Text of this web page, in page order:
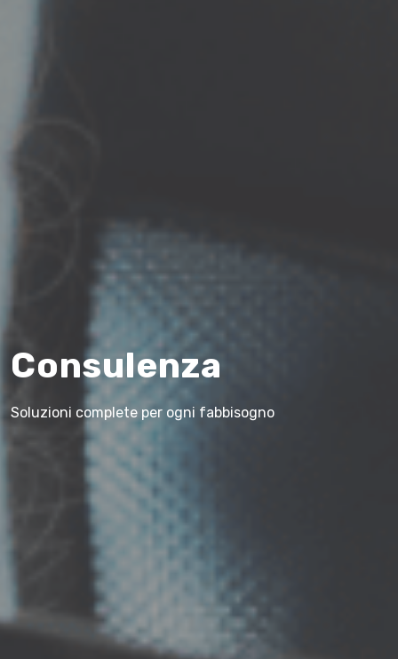
Consulenza
Soluzioni complete per ogni fabbisogno